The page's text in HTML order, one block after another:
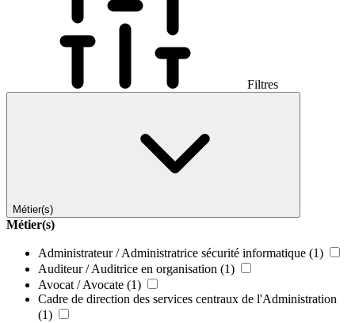
Filtres
Métier(s)
Métier(s)
Administrateur / Administratrice sécurité informatique (1)
Auditeur / Auditrice en organisation (1)
Avocat / Avocate (1)
Cadre de direction des services centraux de l'Administration
(1)